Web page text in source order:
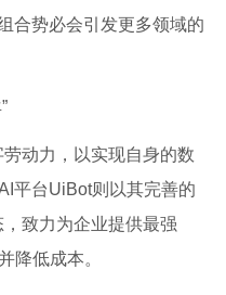
合势必会引发更多领域的
动力，以实现自身的数
平台UiBot则以其完善的
致力为企业提供最强
降低成本。